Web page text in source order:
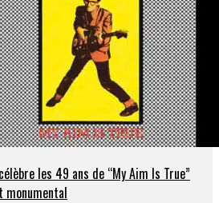
les 49 ans de “My Aim Is True”
monumental